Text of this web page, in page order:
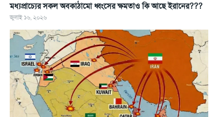
মধ্যপ্রাচ্যের সকল অবকাঠামো ধ্বংসের ক্ষমতাও কি আছে ইরানের???
জুলাই ১৬, ২০২৬